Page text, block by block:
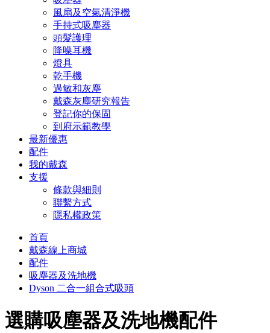
風扇及空氣清淨機
手持式吸塵器
頭髮護理
降噪耳機
燈具
乾手機
過敏和灰塵
戴森灰塵研究報告
登記你的保固
到府示範教學
最新優惠
配件
我的戴森
支援
條款與細則
聯繫方式
隱私權政策
首頁
戴森線上商城
配件
吸塵器及洗地機
Dyson 二合一組合式吸頭
選購吸塵器及洗地機配件